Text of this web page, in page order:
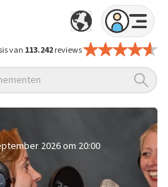
van 113.242reviews
2026 om 20:00